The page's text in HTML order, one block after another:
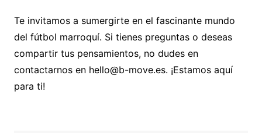
Te invitamos a sumergirte en el fascinante mundo
del fútbol marroquí. Si tienes preguntas o deseas
compartir tus pensamientos, no dudes en
contactarnos en hello@b-move.es. ¡Estamos aquí
para ti!